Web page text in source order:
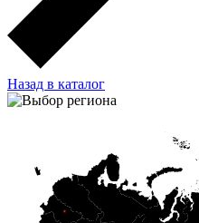
Назад в каталог